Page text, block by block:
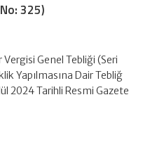
325)
Vergisi Genel Tebliği (Seri
Yapılmasına Dair Tebliğ
2024 Tarihli Resmi Gazete